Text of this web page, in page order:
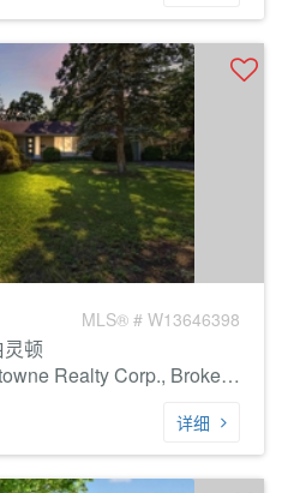
MLS® # W13646398
顿
经纪公司: RE/MAX Aboutowne Realty Corp., Brokerage
详细